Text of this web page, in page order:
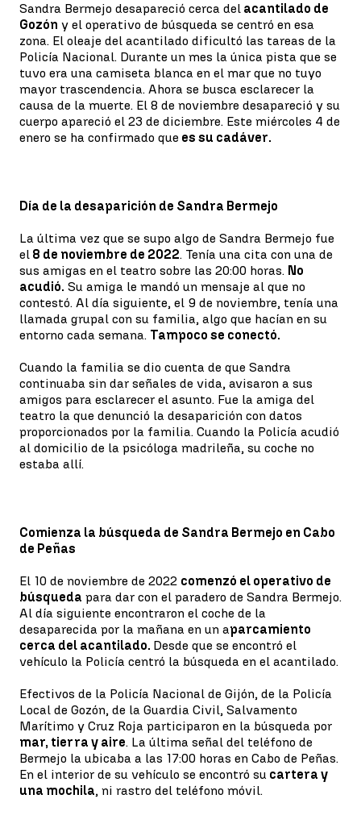
Sandra Bermejo desapareció cerca del acantilado de
Gozón y el operativo de búsqueda se centró en esa
zona. El oleaje del acantilado dificultó las tareas de la
Policía Nacional. Durante un mes la única pista que se
tuvo era una camiseta blanca en el mar que no tuyo
mayor trascendencia. Ahora se busca esclarecer la
causa de la muerte. El 8 de noviembre desapareció y su
cuerpo apareció el 23 de diciembre. Este miércoles 4 de
enero se ha confirmado que es su cadáver.
Día de la desaparición de Sandra Bermejo
La última vez que se supo algo de Sandra Bermejo fue
el 8 de noviembre de 2022. Tenía una cita con una de
sus amigas en el teatro sobre las 20:00 horas. No
acudió. Su amiga le mandó un mensaje al que no
contestó. Al día siguiente, el 9 de noviembre, tenía una
llamada grupal con su familia, algo que hacían en su
entorno cada semana. Tampoco se conectó.
Cuando la familia se dio cuenta de que Sandra
continuaba sin dar señales de vida, avisaron a sus
amigos para esclarecer el asunto. Fue la amiga del
teatro la que denunció la desaparición con datos
proporcionados por la familia. Cuando la Policía acudió
al domicilio de la psicóloga madrileña, su coche no
estaba allí.
Comienza la búsqueda de Sandra Bermejo en Cabo
de Peñas
El 10 de noviembre de 2022 comenzó el operativo de
búsqueda para dar con el paradero de Sandra Bermejo.
Al día siguiente encontraron el coche de la
desaparecida por la mañana en un aparcamiento
cerca del acantilado. Desde que se encontró el
vehículo la Policía centró la búsqueda en el acantilado.
Efectivos de la Policía Nacional de Gijón, de la Policía
Local de Gozón, de la Guardia Civil, Salvamento
Marítimo y Cruz Roja participaron en la búsqueda por
mar, tierra y aire. La última señal del teléfono de
Bermejo la ubicaba a las 17:00 horas en Cabo de Peñas.
En el interior de su vehículo se encontró su cartera y
una mochila, ni rastro del teléfono móvil.